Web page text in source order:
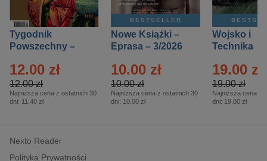
Tygodnik
Powszechny –
12.00 zł
12.00 zł
Najniższa cena z ostatnich 30
dni: 11.40 zł
BESTSELLER
Nowe Książki –
Eprasa – 3/2026
10.00 zł
10.00 zł
Najniższa cena z ostatnich 30
dni: 10.00 zł
Wojsko i
Technika
– 2/2026
19.00 zł
19.00 zł
Najniższa cena z
dni: 19.00 zł
Nexto Reader
Polityka Prywatności